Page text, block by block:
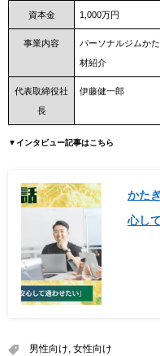
資本金 1,000万円
事業内容
パーソナルジムか
材紹介
代表取締役社
長
伊藤健一郎
▼インタビュー記事はこちら
かた
心し
男性向け, 女性向け